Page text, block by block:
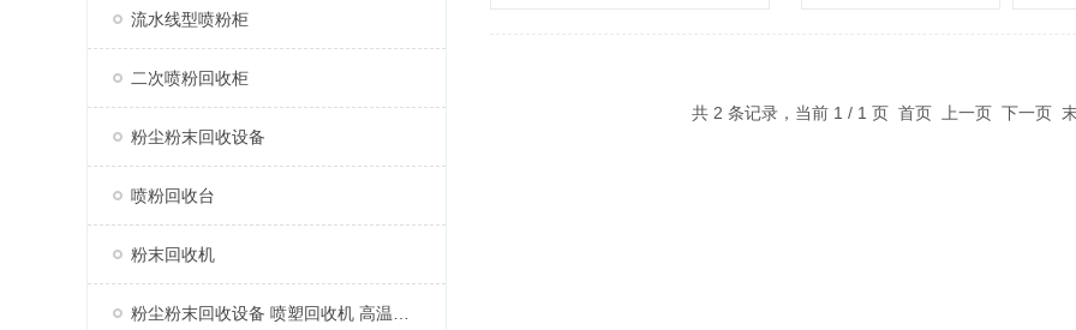
流水线型喷粉柜
二次喷粉回收柜
粉尘粉末回收设备
喷粉回收台
粉末回收机
共 2 条记录，当前 1 / 1 页 首页 上一页 下一页